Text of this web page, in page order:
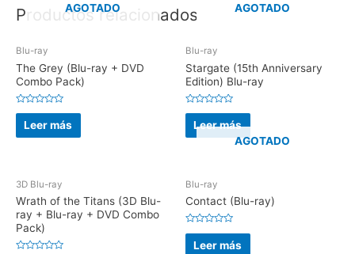
Productos relacionados
AGOTADO
Blu-ray
The Grey (Blu-ray + DVD
Combo Pack)
V
o
e
n
0
d
e
5
Leer más
AGOTADO
Blu-ray
Stargate (15th Anniversary
Edition) Blu-ray
V
o
e
n
0
d
e
5
Leer más
3D Blu-ray
Wrath of the Titans (3D Blu-
ray + Blu-ray + DVD Combo
Pack)
AGOTADO
Blu-ray
Contact (Blu-ray)
V
Leer más